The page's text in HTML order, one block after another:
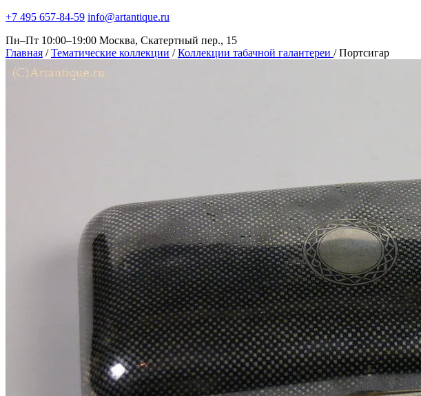
+7 495 657-84-59 info@artantique.ru
Пн–Пт 10:00–19:00 Москва, Скатертный пер., 15
Главная / Тематические коллекции / Коллекции табачной галантереи / Портсигар